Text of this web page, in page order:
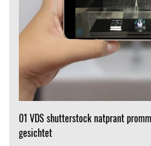
01 VDS shutterstock natprant
gesichtet